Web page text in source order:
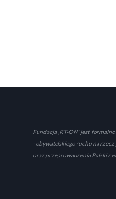
Fundacja „RT-ON” jest
- obywatelskiego ruchu na
oraz przeprowadzenia Polski z